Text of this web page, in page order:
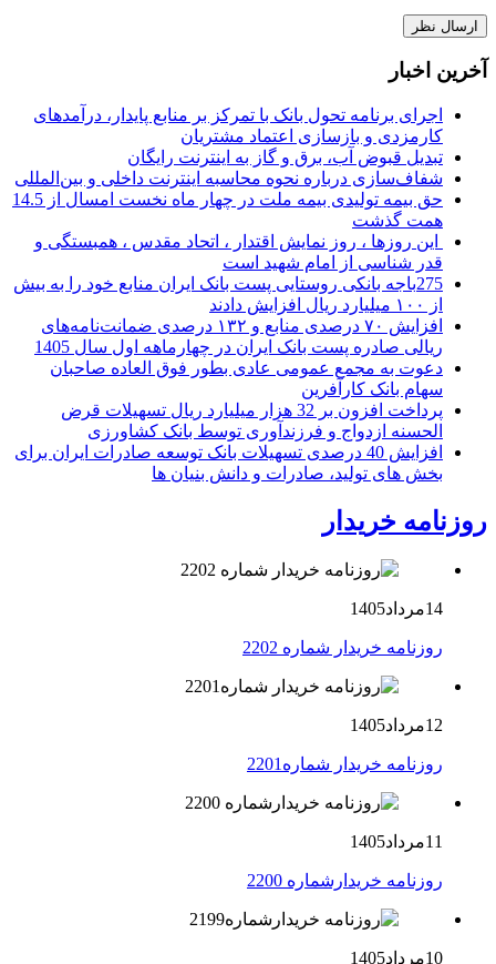
آخرین اخبار
اجرای برنامه تحول بانک با تمرکز بر منابع پایدار، درآمدهای
کارمزدی و بازسازی اعتماد مشتریان
تبدیل قبوض آب، برق و گاز به اینترنت رایگان
شفاف‌سازی درباره نحوه محاسبه اینترنت داخلی و بین‌المللی
حق بیمه تولیدی بیمه ملت در چهار ماه نخست امسال از 14.5
همت گذشت
این روزها ، روز نمایش اقتدار ، اتحاد مقدس ، همبستگی و
قدر شناسی از امام شهید است
275باجه بانکی روستایی پست بانک ایران منابع خود را به بیش
از ۱۰۰ میلیارد ریال افزایش دادند
افزایش ۷۰ درصدی منابع و ۱۳۲ درصدی ضمانت‌نامه‌های
ریالی صادره پست بانک ایران در چهارماهه اول سال 1405
دعوت به مجمع عمومی عادی بطور فوق العاده صاحبان
سهام بانک کارآفرین
پرداخت افزون بر 32 هزار میلیارد ریال تسهیلات قرض
الحسنه ازدواج و فرزندآوری توسط بانک کشاورزی
افزایش 40 درصدی تسهیلات بانک توسعه صادرات ایران برای
بخش های تولید، صادرات و دانش بنیان ها
روزنامه خریدار
14مرداد1405
روزنامه خریدار شماره 2202
12مرداد1405
روزنامه خریدار شماره2201
11مرداد1405
روزنامه خریدارشماره 2200
10مرداد1405